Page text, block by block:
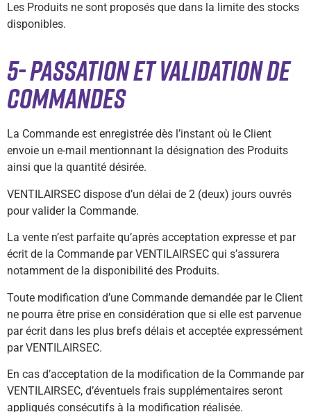
Les Produits ne sont proposés que dans la limite des stocks
disponibles.
5- PASSATION ET VALIDATION DE
COMMANDES
La Commande est enregistrée dès l’instant où le Client
envoie un e-mail mentionnant la désignation des Produits
ainsi que la quantité désirée.
VENTILAIRSEC dispose d’un délai de 2 (deux) jours ouvrés
pour valider la Commande.
La vente n’est parfaite qu’après acceptation expresse et par
écrit de la Commande par VENTILAIRSEC qui s’assurera
notamment de la disponibilité des Produits.
Toute modification d’une Commande demandée par le Client
ne pourra être prise en considération que si elle est parvenue
par écrit dans les plus brefs délais et acceptée expressément
par VENTILAIRSEC.
En cas d’acceptation de la modification de la Commande par
VENTILAIRSEC, d’éventuels frais supplémentaires seront
appliqués consécutifs à la modification réalisée.